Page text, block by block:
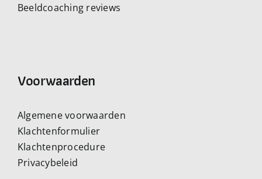
Beeldcoaching reviews
Voorwaarden
Algemene voorwaarden
Klachtenformulier
Klachtenprocedure
Privacybeleid